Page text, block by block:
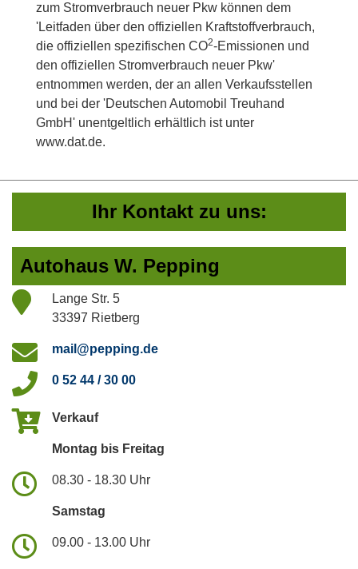
zum Stromverbrauch neuer Pkw können dem
'Leitfaden über den offiziellen Kraftstoffverbrauch,
die offiziellen spezifischen CO2-Emissionen und
den offiziellen Stromverbrauch neuer Pkw'
entnommen werden, der an allen Verkaufsstellen
und bei der 'Deutschen Automobil Treuhand
GmbH' unentgeltlich erhältlich ist unter
www.dat.de.
Ihr Kontakt zu uns:
Autohaus W. Pepping
Lange Str. 5
33397 Rietberg
mail@pepping.de
0 52 44 / 30 00
Verkauf
Montag bis Freitag
08.30 - 18.30 Uhr
Samstag
09.00 - 13.00 Uhr